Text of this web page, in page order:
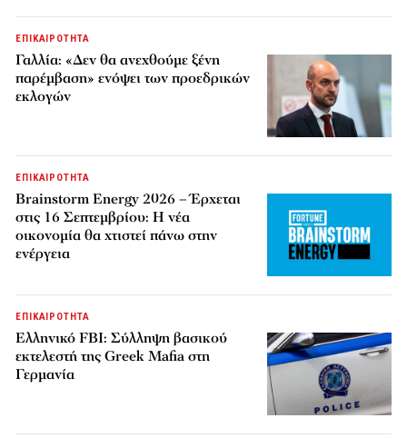
ΕΠΙΚΑΙΡΟΤΗΤΑ
Γαλλία: «Δεν θα ανεχθούμε ξένη
παρέμβαση» ενόψει των προεδρικών
εκλογών
ΕΠΙΚΑΙΡΟΤΗΤΑ
Brainstorm Energy 2026 – Έρχεται
στις 16 Σεπτεμβρίου: Η νέα
οικονομία θα χτιστεί πάνω στην
ενέργεια
ΕΠΙΚΑΙΡΟΤΗΤΑ
Ελληνικό FBI: Σύλληψη βασικού
εκτελεστή της Greek Mafia στη
Γερμανία